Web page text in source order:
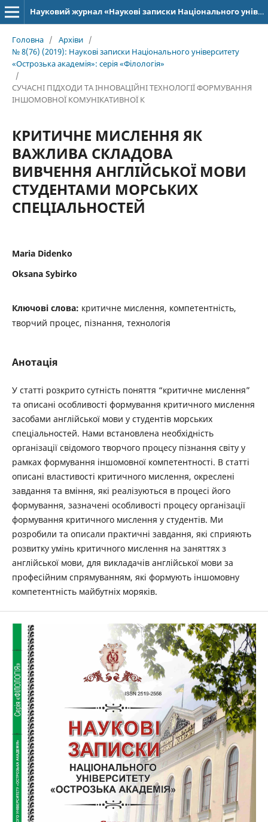
Науковий журнал «Наукові записки Національного університету «Острозька академія»: серія «Філологія»
Головна / Архіви /
№ 8(76) (2019): Наукові записки Національного університету
«Острозька академія»: серія­ «Філо­ло­гія»
/
СУЧАСНІ ПІДХОДИ ТА ІННОВАЦІЙНІ ТЕХНОЛОГІЇ ФОРМУВАННЯ
ІНШОМОВНОЇ КОМУНІКАТИВНОЇ К
КРИТИЧНЕ МИСЛЕННЯ ЯК
ВАЖЛИВА СКЛАДОВА
ВИВЧЕННЯ АНГЛІЙСЬКОЇ МОВИ
СТУДЕНТАМИ МОРСЬКИХ
СПЕЦІАЛЬНОСТЕЙ
Maria Didenko
Oksana Sybirko
Ключові слова: критичне мислення, компетентність,
творчий процес, пізнання, технологія
Анотація
У статті розкрито сутність поняття “критичне мислення”
та описані особливості формування критичного мислення
засобами англійської мови у студентів морських
спеціальностей. Нами встановлена необхідність
організації свідомого творчого процесу пізнання світу у
рамках формування іншомовної компетентності. В статті
описані властивості критичного мислення, окреслені
завдання та вміння, які реалізуються в процесі його
формування, зазначені особливості процесу організації
формування критичного мислення у студентів. Ми
розробили та описали практичні завдання, які сприяють
розвитку умінь критичного мислення на заняттях з
англійської мови, для викладачів англійської мови за
професійним спрямуванням, які формують іншомовну
компетентність майбутніх моряків.